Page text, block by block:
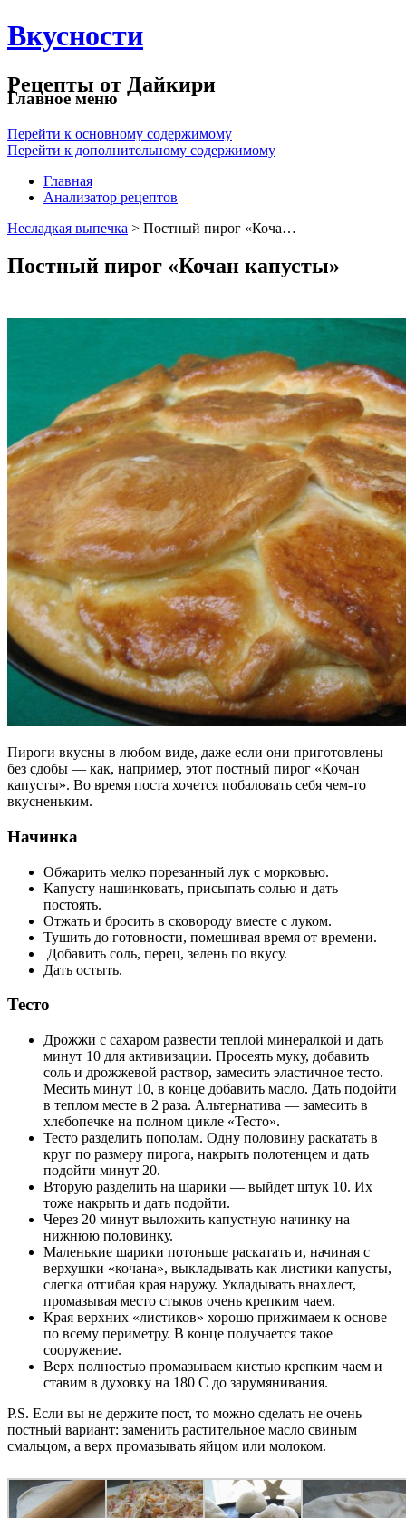
Вкусности
Рецепты от Дайкири
Главное меню
Перейти к основному содержимому
Перейти к дополнительному содержимому
Главная
Анализатор рецептов
Несладкая выпечка > Постный пирог «Коча…
Постный пирог «Кочан капусты»
Пироги вкусны в любом виде, даже если они приготовлены
без сдобы — как, например, этот постный пирог «Кочан
капусты». Во время поста хочется побаловать себя чем-то
вкусненьким.
Начинка
Обжарить мелко порезанный лук с морковью.
Капусту нашинковать, присыпать солью и дать
постоять.
Отжать и бросить в сковороду вместе с луком.
Тушить до готовности, помешивая время от времени.
Добавить соль, перец, зелень по вкусу.
Дать остыть.
Тесто
Дрожжи с сахаром развести теплой минералкой и дать
минут 10 для активизации. Просеять муку, добавить
соль и дрожжевой раствор, замесить эластичное тесто.
Месить минут 10, в конце добавить масло. Дать подойти
в теплом месте в 2 раза. Альтернатива — замесить в
хлебопечке на полном цикле «Тесто».
Тесто разделить пополам. Одну половину раскатать в
круг по размеру пирога, накрыть полотенцем и дать
подойти минут 20.
Вторую разделить на шарики — выйдет штук 10. Их
тоже накрыть и дать подойти.
Через 20 минут выложить капустную начинку на
нижнюю половинку.
Маленькие шарики потоньше раскатать и, начиная с
верхушки «кочана», выкладывать как листики капусты,
слегка отгибая края наружу. Укладывать внахлест,
промазывая место стыков очень крепким чаем.
Края верхних «листиков» хорошо прижимаем к основе
по всему периметру. В конце получается такое
сооружение.
Верх полностью промазываем кистью крепким чаем и
ставим в духовку на 180 С до зарумянивания.
P.S. Если вы не держите пост, то можно сделать не очень
постный вариант: заменить растительное масло свиным
смальцом, а верх промазывать яйцом или молоком.